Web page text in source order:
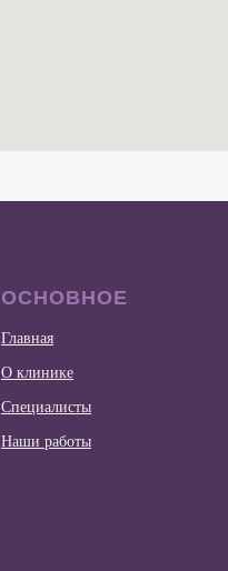
ОСНОВНОЕ
Главная
О клинике
Специалисты
Наши работы